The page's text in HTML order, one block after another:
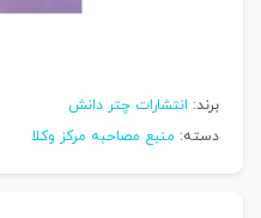
برند: انتشارات چتر دانش
دسته: منبع مصاحبه مرکز وکلا